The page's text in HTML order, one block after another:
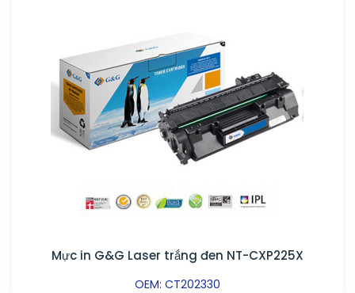
Mực in G&G Laser trắng đen NT-CXP225X
OEM: CT202330